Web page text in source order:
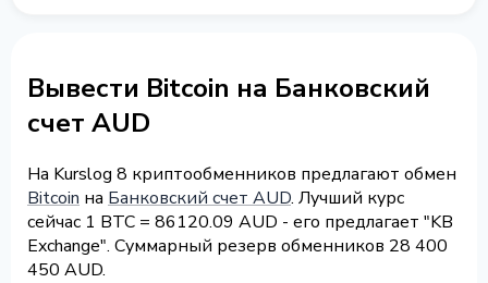
Вывести Bitcoin на Банковский
счет AUD
На Kurslog 8 криптообменников предлагают обмен
Bitcoin на Банковский счет AUD. Лучший курс
сейчас 1 BTC = 86120.09 AUD - его предлагает "KB
Exchange". Суммарный резерв обменников 28 400
450 AUD.